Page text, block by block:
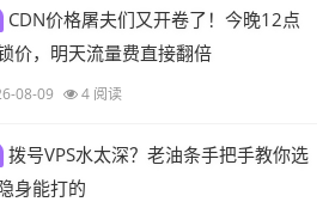
CDN价格屠夫们又开卷了！今晚12点
价，明天流量费直接翻倍
08-09 4 阅读
拨号VPS水太深？老油条手把手教你选
身能打的